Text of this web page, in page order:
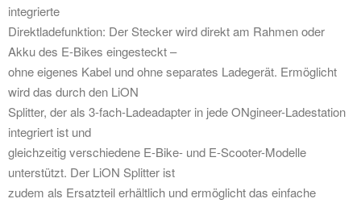
integrierte
Direktladefunktion: Der Stecker wird direkt am Rahmen oder
Akku des E-Bikes eingesteckt –
ohne eigenes Kabel und ohne separates Ladegerät. Ermöglicht
wird das durch den LiON
Splitter, der als 3-fach-Ladeadapter in jede ONgineer-Ladestation
integriert ist und
gleichzeitig verschiedene E-Bike- und E-Scooter-Modelle
unterstützt. Der LiON Splitter ist
zudem als Ersatzteil erhältlich und ermöglicht das einfache